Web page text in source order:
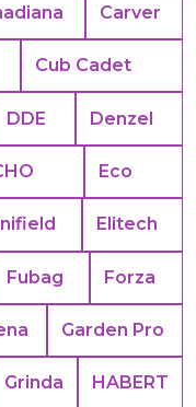
Carver
Cub Cadet
DDE Denzel
Eco
Elitech
Fubag Forza
Garden Pro
Grinda HABERT